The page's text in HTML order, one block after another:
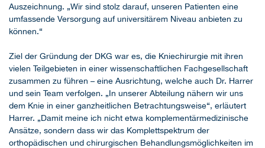
Auszeichnung. „Wir sind stolz darauf, unseren Patienten eine
umfassende Versorgung auf universitärem Niveau anbieten zu
können.“
Ziel der Gründung der DKG war es, die Kniechirurgie mit ihren
vielen Teilgebieten in einer wissenschaftlichen Fachgesellschaft
zusammen zu führen – eine Ausrichtung, welche auch Dr. Harrer
und sein Team verfolgen. „In unserer Abteilung nähern wir uns
dem Knie in einer ganzheitlichen Betrachtungsweise“, erläutert
Harrer. „Damit meine ich nicht etwa komplementärmedizinische
Ansätze, sondern dass wir das Komplettspektrum der
orthopädischen und chirurgischen Behandlungsmöglichkeiten im